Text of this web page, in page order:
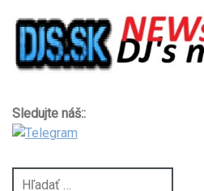
Sledujte náš::
Hľadať: